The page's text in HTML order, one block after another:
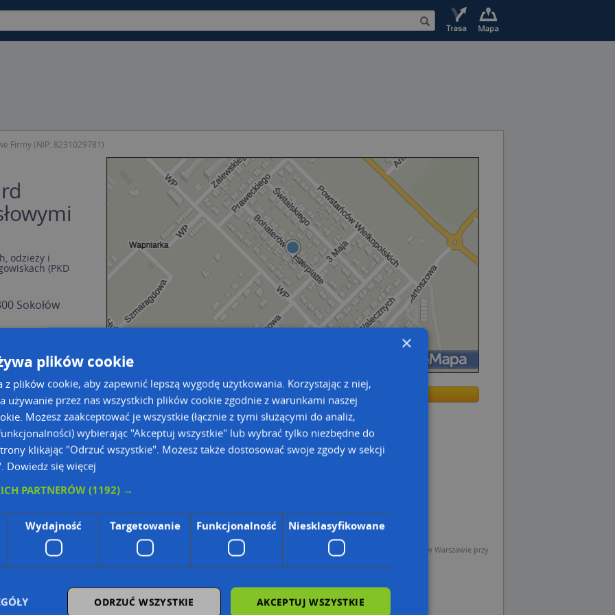
Firmy (NIP: 8231029781)
odzieży i
(PKD
Sokołów
02
Wstaw tę mapkę na swoją stronę Kreatorze map Targeo
Przejdź na dużą mapę
Planowanie i optymalizacja tras dla Twojej branży
Danych Osobowych Administratorem (RODO), administratorem danych jest AutoMapa sp. z o.o. (Operator) z siedzibą w Warszawie przy
firm i na mapach (art. 6 ust. 1 lit. f RODO)
operatora (art. 6 ust. 1 lit. f RODO)
×
plików cookie
z plików cookie, aby zapewnić lepszą wygodę użytkowania. Korzystając z niej,
używanie przez nas wszystkich plików cookie zgodnie z warunkami naszej
Możesz zaakceptować je wszystkie (łącznie z tymi służącymi do analiz,
wybierając "Akceptuj wszystkie" lub wybrać tylko niezbędne do
klikając "Odrzuć wszystkie". Możesz także dostosować swoje zgody w sekcji
Dowiedz się więcej
PARTNERÓW(1192) →
Wydajność Targetowanie Funkcjonalność Niesklasyfikowane
AKCEPTUJ WSZYSTKIE
ODRZUĆ WSZYSTKIE